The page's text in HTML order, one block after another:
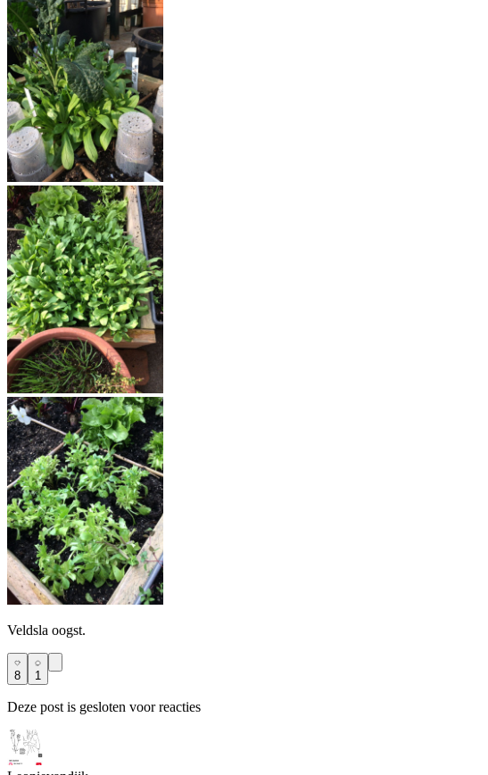
Veldsla oogst.
8 1
Deze post is gesloten voor reacties